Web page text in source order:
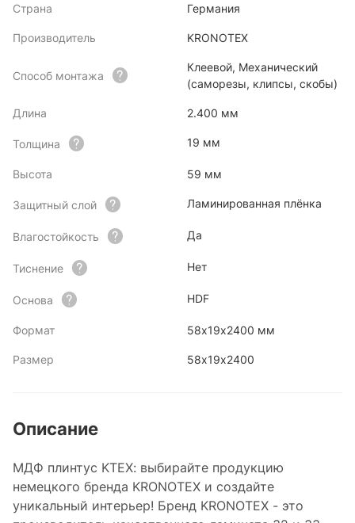
Страна Германия
Производитель KRONOTEX
Способ монтажа
Клеевой, Механический
(саморезы, клипсы, скобы)
Длина 2.400 мм
Толщина 19 мм
Высота 59 мм
Защитный слой Ламинированная плёнка
Влагостойкость Да
Тиснение Нет
Основа HDF
Формат 58х19х2400 мм
Размер 58х19х2400
Описание
МДФ плинтус KTEX: выбирайте продукцию
немецкого бренда KRONOTEX и создайте
уникальный интерьер! Бренд KRONOTEX - это